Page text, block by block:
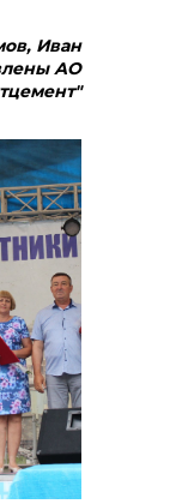
Иван
АО